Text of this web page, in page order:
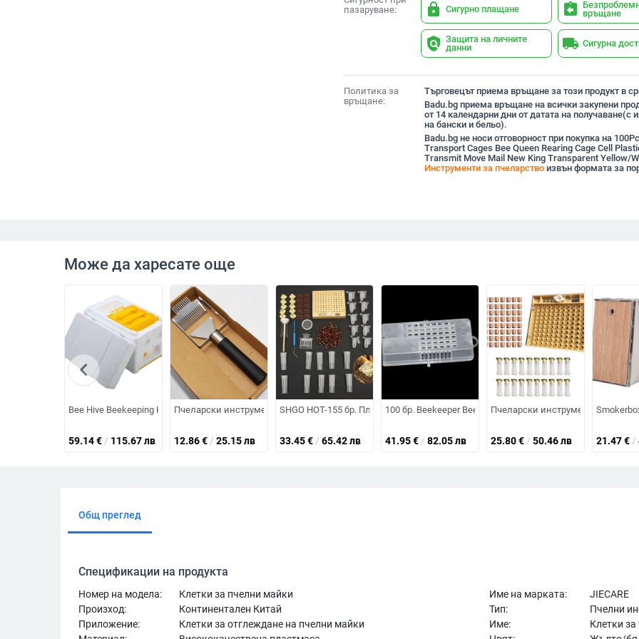
пазаруване:
lock Сигурно плащане assignment_return връщане
policy Защита на личните
данни
local_shipping Сигурна
Политика за
връщане:
Търговецът приема връщане за този продукт в
Badu.bg приема връщане на всички закупени
от 14 календарни дни от датата на получаване(с
на бански и бельо).
Badu.bg не носи отговорност при покупка на
Transport Cages Bee Queen Rearing Cage Cell
Transmit Move Mail New King Transparent Yellow/
Инструменти за пчеларствоизвън формата за
Може да харесате още
Bee Hive Beekeeping King Box Кутия за опрашване Рамки от пяна Комплект инструменти за пчеларство
59.14€ / 115.67 лв
Пчеларски инструменти Резачка за пчелен кошер Стъргалка за отпушване на пчелна пита
12.86€ / 25.15 лв
SHGO HOT-155 бр. Пластмасова система за отглеждане на кралица
33.45€ / 65.42 лв
100 бр. Beekeeper Bee Прозрачни клетки за кралици
41.95€ / 82.05 лв
Пчеларски инструменти
25.80€ / 50.46 лв 21.47€ /
chevron_left
Общ преглед
Спецификации на продукта
Номер на модела: Клетки за пчелни майки Име на марката:
JIECARE
Произход:
Континентален Китай Тип:
Пчелни
Приложение:
Клетки за отглеждане на пчелни майки Име:
Клетки